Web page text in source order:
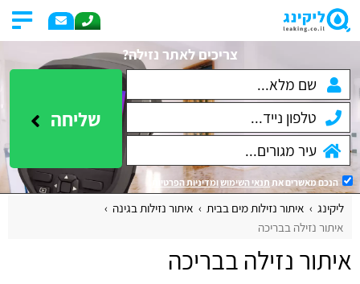
צריכים לאתר נזילה?
שליחה
הנכם מאשרים את תנאי השימושומדיניות הפרטיות
ליקינג איתור נזילות מים בבית
איתור נזילות בגינה
איתור נזילה בבריכה
איתור נזילה בבריכה